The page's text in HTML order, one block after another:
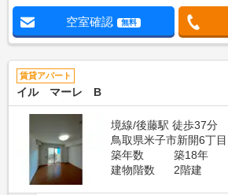
空室確認 無料
賃貸アパート
イル マーレ B
境線/後藤駅 徒歩37分
鳥取県米子市新開6丁目
築年数
築18年
建物階数
2階建